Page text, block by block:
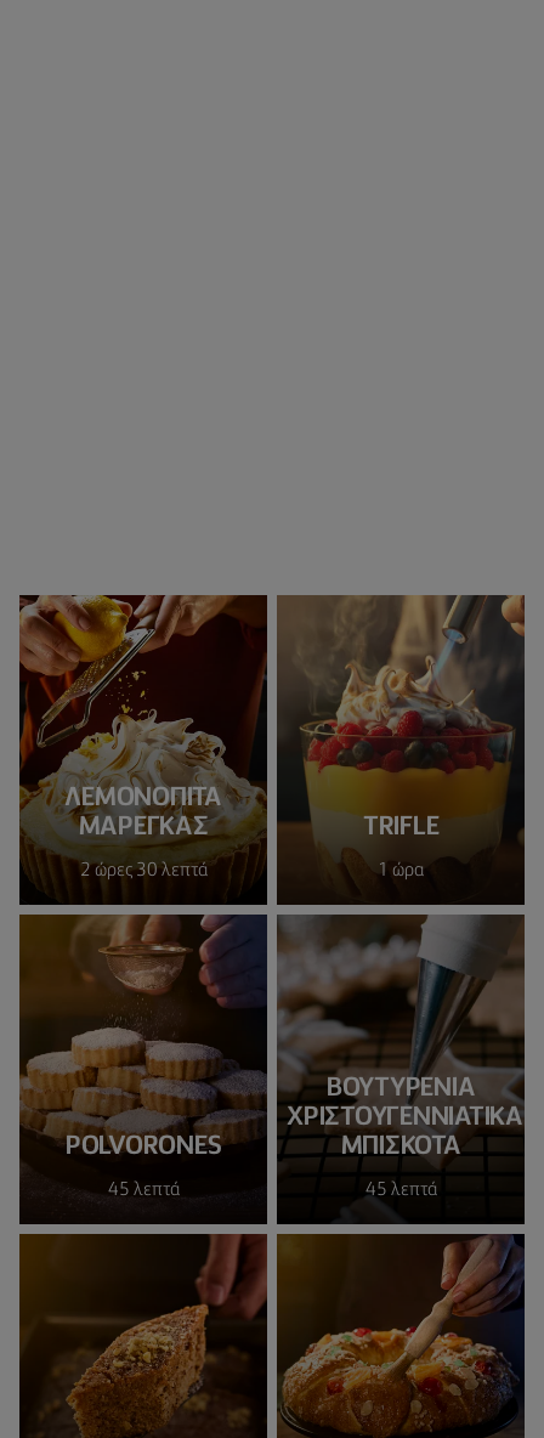
ΛΕΜΟΝΌΠΙΤΑ
ΜΑΡΈΓΚΑΣ
2 ώρες 30 λεπτά
TRIFLE
1 ώρα
POLVORONES
45 λεπτά
ΒΟΥΤΥΡΕΝΙΑ
ΧΡΙΣΤΟΥΓΕΝΝΙΑΤΙΚΑ
ΜΠΙΣΚΟΤΑ
45 λεπτά